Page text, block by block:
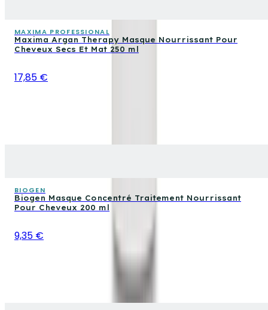
MAXIMA PROFESSIONAL
Maxima Argan Therapy Masque Nourrissant Pour
Cheveux Secs Et Mat 250 ml
17,85 €
BIOGEN
Biogen Masque Concentré Traitement Nourrissant
Pour Cheveux 200 ml
9,35 €